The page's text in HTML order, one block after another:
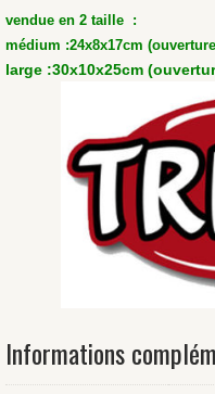
vendue en 2 taille :
médium :24x8x17cm
large :30x10x25cm
Informations